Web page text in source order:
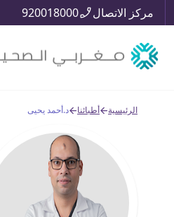
مركز الاتصال 920018000
الرئيسية أطبائنا د.أحمد يحيى